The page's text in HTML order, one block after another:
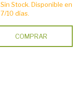
Sin Stock. Disponible en
7/10 días.
COMPRAR